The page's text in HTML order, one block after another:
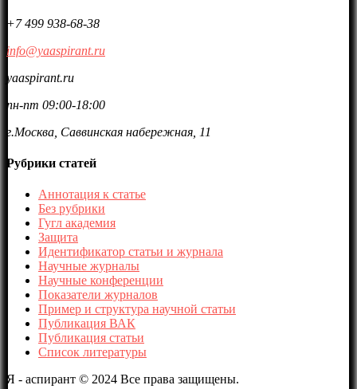
+7 499 938-68-38
info@yaaspirant.ru
yaaspirant.ru
пн-пт 09:00-18:00
г.Москва, Саввинская набережная, 11
Рубрики статей
Аннотация к статье
Без рубрики
Гугл академия
Защита
Идентификатор статьи и журнала
Научные журналы
Научные конференции
Показатели журналов
Пример и структура научной статьи
Публикация ВАК
Публикация статьи
Список литературы
Я - аспирант © 2024 Все права защищены.